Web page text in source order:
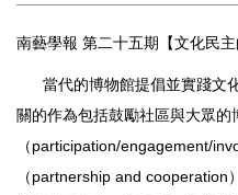
南藝學報 第二十五期【文化民主
當代的博物館提倡並實踐文
關的作為包括鼓勵社區與大眾的
（participation/engagement/
（partnership and cooperation